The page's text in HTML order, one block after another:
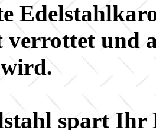
verrottet und
spart Ihr